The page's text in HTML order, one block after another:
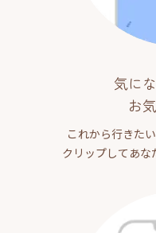
気に
お
これから行きた
クリップしてあな